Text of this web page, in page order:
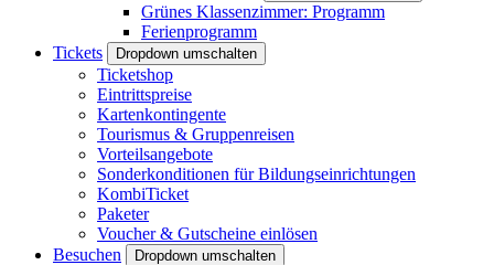
Grünes Klassenzimmer: Programm
Ferienprogramm
Tickets
Dropdown umschalten
Ticketshop
Eintrittspreise
Kartenkontingente
Tourismus & Gruppenreisen
Vorteilsangebote
Sonderkonditionen für Bildungseinrichtungen
KombiTicket
Paketer
Voucher & Gutscheine einlösen
Besuchen
Dropdown umschalten